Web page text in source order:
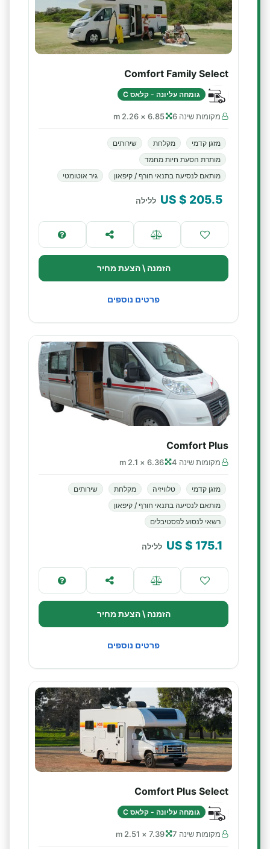
Comfort Family Select
גומחה עליונה - קלאס C
מקומות שינה 6 6.85 × 2.26 m
מזגן קדמי מקלחת
שירותים
מותרת הסעת חיות מחמד
מותאם לנסיעה בתנאי חורף / קיפאון
גיר אוטומטי
205.5
$ US ללילה
הזמנה \ הצעת מחיר
פרטים נוספים
Comfort Plus
מקומות שינה 4 6.36 × 2.1 m
מזגן קדמי טלוויזיה מקלחת
שירותים
מותאם לנסיעה בתנאי חורף / קיפאון
רשאי לנסוע לפסטיבלים
175.1
$ US ללילה
הזמנה \ הצעת מחיר
פרטים נוספים
Comfort Plus Select
גומחה עליונה - קלאס C
מקומות שינה 7 7.39 × 2.51 m